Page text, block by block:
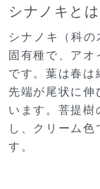
シナノキとは
シナノキ（科
固有種で、アオ
です。葉は春は
先端が尾状に伸
います。菩提
し、クリーム
す。